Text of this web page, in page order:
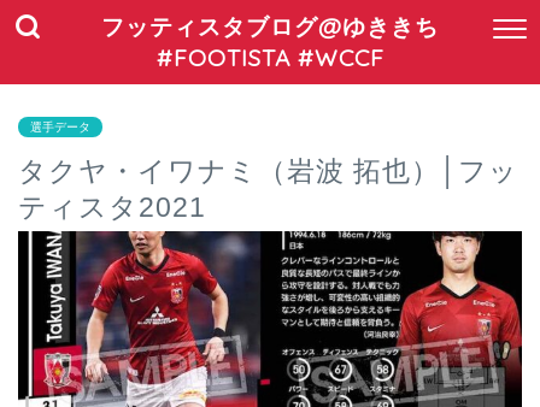
フッティスタブログ@ゆききち
#FOOTISTA #WCCF
選手データ
タクヤ・イワナミ（岩波 拓也）│フッ
ティスタ2021